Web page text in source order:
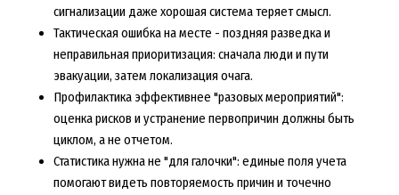
сигнализации даже хорошая система теряет смысл.
Тактическая ошибка на месте - поздняя разведка и
неправильная приоритизация: сначала люди и пути
эвакуации, затем локализация очага.
Профилактика эффективнее "разовых мероприятий":
оценка рисков и устранение первопричин должны быть
циклом, а не отчетом.
Статистика нужна не "для галочки": единые поля учета
помогают видеть повторяемость причин и точечно